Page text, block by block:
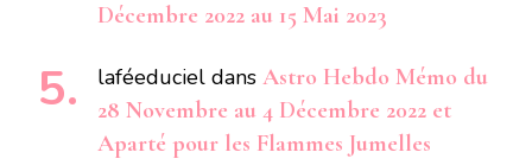
Décembre 2022 au 15 Mai 2023
laféeduciel dans Astro Hebdo Mémo du
28 Novembre au 4 Décembre 2022 et
Aparté pour les Flammes Jumelles